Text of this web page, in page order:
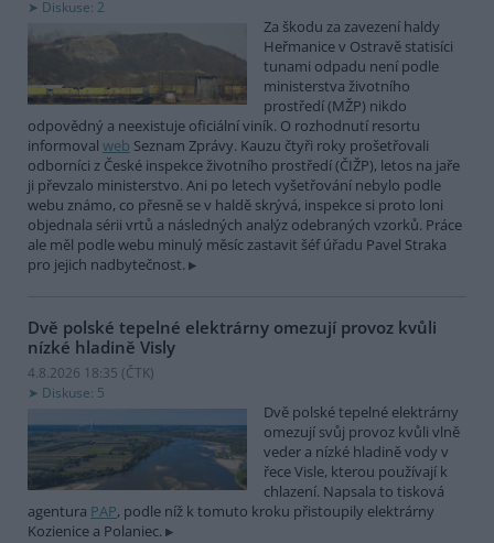
Diskuse: 2
Za škodu za zavezení haldy
Heřmanice v Ostravě statisíci
tunami odpadu není podle
ministerstva životního
prostředí (MŽP) nikdo
odpovědný a neexistuje oficiální viník. O rozhodnutí resortu
informoval web Seznam Zprávy. Kauzu čtyři roky prošetřovali
odborníci z České inspekce životního prostředí (ČIŽP), letos na jaře
ji převzalo ministerstvo. Ani po letech vyšetřování nebylo podle
webu známo, co přesně se v haldě skrývá, inspekce si proto loni
objednala sérii vrtů a následných analýz odebraných vzorků. Práce
ale měl podle webu minulý měsíc zastavit šéf úřadu Pavel Straka
pro jejich nadbytečnost.
Dvě polské tepelné elektrárny omezují provoz kvůli
nízké hladině Visly
4.8.2026 18:35 (ČTK)
Diskuse: 5
Dvě polské tepelné elektrárny
omezují svůj provoz kvůli vlně
veder a nízké hladině vody v
řece Visle, kterou používají k
chlazení. Napsala to tisková
agentura PAP, podle níž k tomuto kroku přistoupily elektrárny
Kozienice a Polaniec.